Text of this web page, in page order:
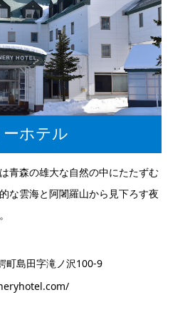
ホテル
青森の雄大な自然の中にたたずむ
な雲海と阿闍羅山から見下ろす夜
町島田字滝ノ沢100-9